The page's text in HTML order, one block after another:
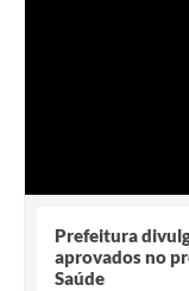
Prefeitura
aprovados no
Saúde